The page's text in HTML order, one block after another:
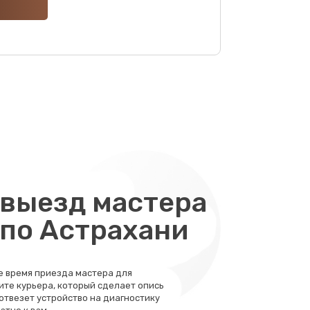
1000 руб. Заказать
800 руб. Заказать
990 руб. Заказать
мастера
Астрахани
время приезда мастера для
курьера, который сделает опись
устройство на диагностику